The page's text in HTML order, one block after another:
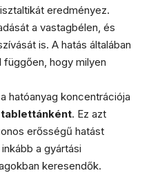
eredményez.
a vastagbélen, és
is. A hatás általában
függően, hogy milyen
hatóanyag koncentrációja
. Ez azt
erősségű hatást
a gyártási
keresendők.